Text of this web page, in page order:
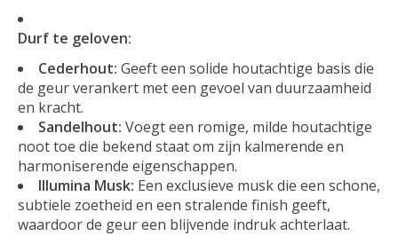
Durf te geloven:
Cederhout: Geeft een solide houtachtige basis die
de geur verankert met een gevoel van duurzaamheid
en kracht.
Sandelhout: Voegt een romige, milde houtachtige
noot toe die bekend staat om zijn kalmerende en
harmoniserende eigenschappen.
Illumina Musk: Een exclusieve musk die een schone,
subtiele zoetheid en een stralende finish geeft,
waardoor de geur een blijvende indruk achterlaat.